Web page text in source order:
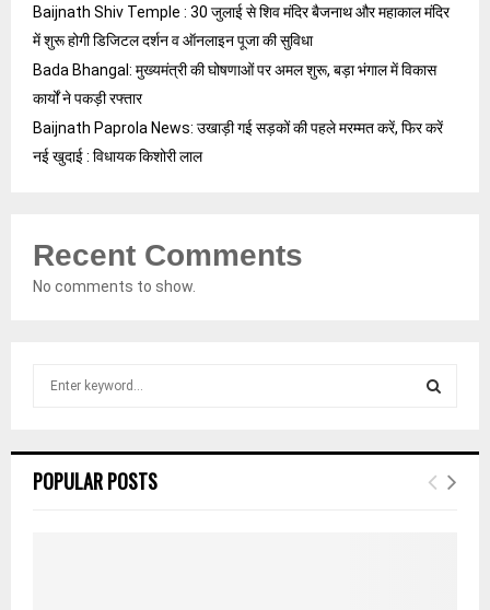
Baijnath Shiv Temple : 30 जुलाई से शिव मंदिर बैजनाथ और महाकाल मंदिर
में शुरू होगी डिजिटल दर्शन व ऑनलाइन पूजा की सुविधा
Bada Bhangal: मुख्यमंत्री की घोषणाओं पर अमल शुरू, बड़ा भंगाल में विकास
कार्यों ने पकड़ी रफ्तार
Baijnath Paprola News: उखाड़ी गई सड़कों की पहले मरम्मत करें, फिर करें
नई खुदाई : विधायक किशोरी लाल
Recent Comments
No comments to show.
h
E
POPULAR POSTS